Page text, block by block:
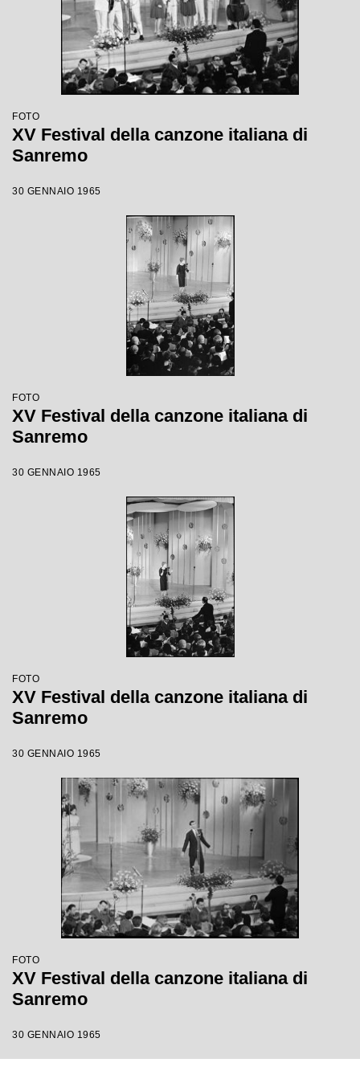
FOTO
XV Festival della canzone italiana di
Sanremo
30 GENNAIO 1965
FOTO
XV Festival della canzone italiana di
Sanremo
30 GENNAIO 1965
FOTO
XV Festival della canzone italiana di
Sanremo
30 GENNAIO 1965
FOTO
XV Festival della canzone italiana di
Sanremo
30 GENNAIO 1965